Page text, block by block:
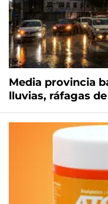
Media provincia
lluvias, ráfagas